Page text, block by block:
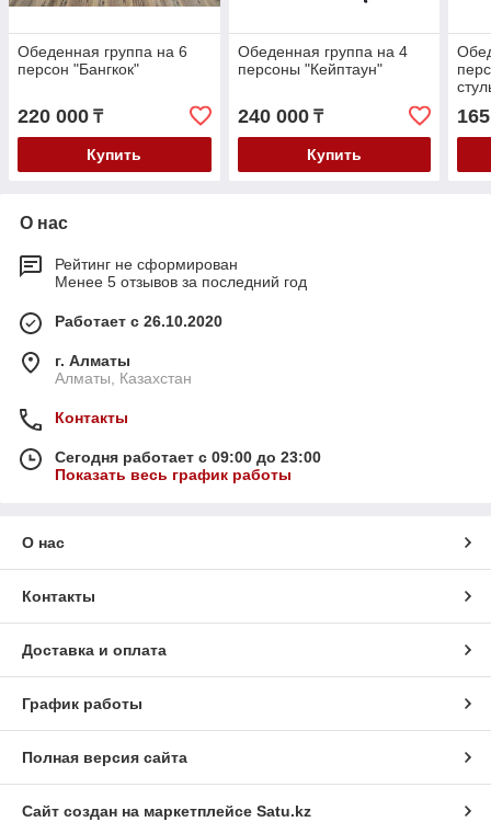
Обеденная группа на 6
персон "Бангкок"
220 000 ₸
Купить
Обеденная группа на 4
персоны "Кейптаун"
240 000₸
Купить
О нас
Рейтинг не сформирован
Менее 5 отзывов за последний год
Работает с 26.10.2020
г. Алматы
Алматы, Казахстан
Контакты
Сегодня работает с 09:00 до 23:00
Показать весь график работы
О нас
Контакты
Доставка и оплата
График работы
Полная версия сайта
Сайт создан на маркетплейсе Satu.kz